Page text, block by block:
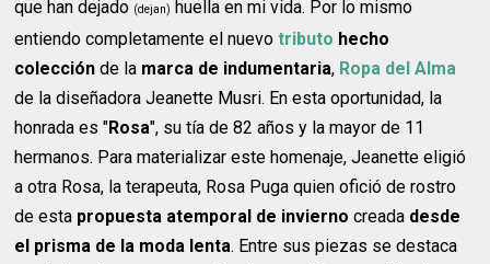
que han dejado (dejan) huella en mi vida. Por lo mismo
entiendo completamente el nuevotributo hecho
colección de la marca de indumentaria, Ropa del Alma
de la diseñadora Jeanette Musri. En esta oportunidad, la
honrada es "Rosa", su tía de 82 años y la mayor de 11
hermanos. Para materializar este homenaje, Jeanette eligió
a otra Rosa, la terapeuta, Rosa Puga quien ofició de rostro
de esta propuesta atemporal de invierno creada desde
el prisma de la moda lenta. Entre sus piezas se destaca